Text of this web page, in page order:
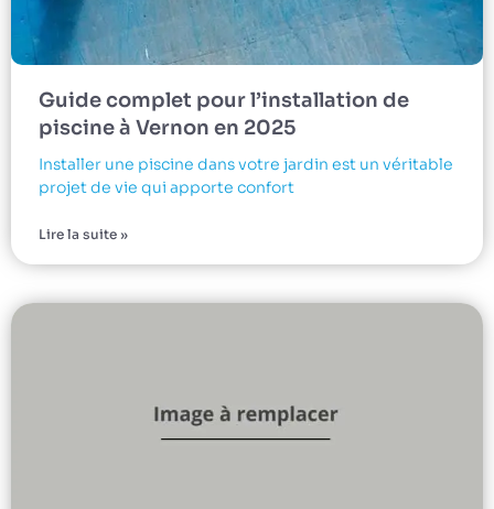
Guide complet pour l’installation de
piscine à Vernon en 2025
Installer une piscine dans votre jardin est un véritable
projet de vie qui apporte confort
Lire la suite »